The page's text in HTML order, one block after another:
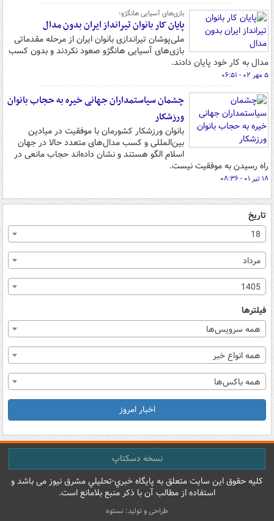
بازی‌های آسیایی هانگژو؛
پایان کار بانوان تیرانداز ایران بدون مدال
ملی‌پوشان تیراندازی بانوان ایران از مرحله مقدماتی
بازی‌های آسیایی هانگژو صعود نکردند و بدون کسب
مدال به کار خود پایان دادند.
۵ مهر ۰۲ - ۰۶:۵۱
چشمان سیاستمداران جهانی خیره به حجاب بانوان
ورزشکار
بانوان ورزشکار کشورمان با موفقیت در میادین
بین‌المللی و کسب مدال‌های متعدد حالا در جهان
اسلام الگو هستند و نشان داده‌اند حجاب مانعی در
راه رسیدن به موفقیت نیست.
۱۸ تیر ۰۱ - ۰۸:۳۶
تاریخ
18
مرداد
1405
فیلترها
همه سرویس‌ها
همه انواع خبر
همه باکس‌ها
اخبار امروز
نسخه دسکتاپ
کليه حقوق اين سايت متعلق به پایگاه خبري-تحليلي مشرق نيوز می باشد و
استفاده از مطالب آن با ذکر منبع بلامانع است.
طراحی و تولید: نستوه